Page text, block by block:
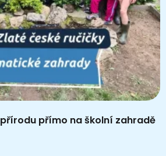
přímo na školní zahradě